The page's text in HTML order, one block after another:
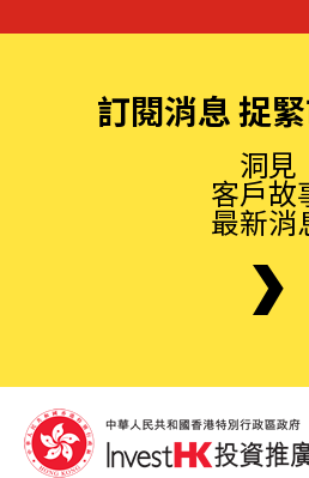
訂閱消息 捉
洞見
客戶故
最新消